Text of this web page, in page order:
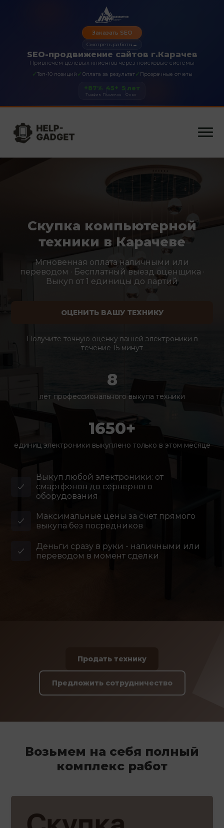
SEO-продвижение сайтов г.Карачев
Привлечем целевых клиентов через поисковые системы
✓Топ-10 позиций ✓Оплата за результат✓ Прозрачные отчеты
Заказать SEO
Смотреть работы →
+87%
Трафик
45+
Проекты
5 лет
Опыт
Скупка компьютерной
техники в Карачеве
Мгновенная оплата наличными или
переводом · Бесплатный выезд оценщика ·
Выкуп от 1 единицы до партий
ОЦЕНИТЬ ВАШУ ТЕХНИКУ
Получите точную оценку вашей электроники в
течение 15 минут
8
лет профессионального выкупа техники
1650+
единиц электроники выкуплено только в этом месяце
Выкуп любой электроники: от
смартфонов до серверного
оборудования
Максимальные цены за счет прямого
выкупа без посредников
Деньги сразу в руки - наличными или
переводом в момент сделки
Продать технику
Предложить сотрудничество
Возьмем на себя полный
комплекс работ